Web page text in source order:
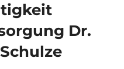
Dr.